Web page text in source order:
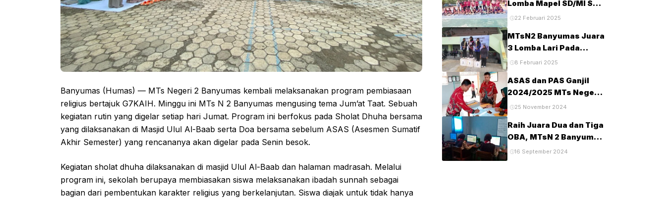
Banyumas (Humas) — MTs Negeri 2 Banyumas kembali melaksanakan program pembiasaan
religius bertajuk G7KAIH. Minggu ini MTs N 2 Banyumas mengusing tema Jum’at Taat. Sebuah
kegiatan rutin yang digelar setiap hari Jumat. Program ini berfokus pada Sholat Dhuha bersama
yang dilaksanakan di Masjid Ulul Al-Baab serta Doa bersama sebelum ASAS (Asesmen Sumatif
Akhir Semester) yang rencananya akan digelar pada Senin besok.
Kegiatan sholat dhuha dilaksanakan di masjid Ulul Al-Baab dan halaman madrasah. Melalui
program ini, sekolah berupaya membiasakan siswa melaksanakan ibadah sunnah sebagai
bagian dari pembentukan karakter religius yang berkelanjutan. Siswa diajak untuk tidak hanya
Lomba Mapel SD/MI Se-
kecamatan Tambak
Banyumas
22 Februari 2025
MTsN2 Banyumas Juara
3 Lomba Lari Pada
Porseni MTs Tingkat
Tahun 2025
8 Februari 2025
ASAS dan PAS Ganjil
2024/2025 MTs Negeri
2 Banyumas
Lancar
25 November 2024
Raih Juara Dua dan Tiga
OBA, MTsN 2 Banyumas
Lanjut Tingkat Provinsi
16 September 2024